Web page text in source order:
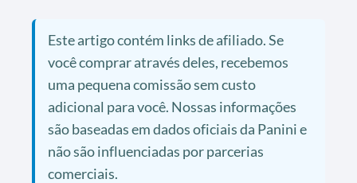
Este artigo contém links de afiliado. Se
você comprar através deles, recebemos
uma pequena comissão sem custo
adicional para você. Nossas informações
são baseadas em dados oficiais da Panini e
não são influenciadas por parcerias
comerciais.